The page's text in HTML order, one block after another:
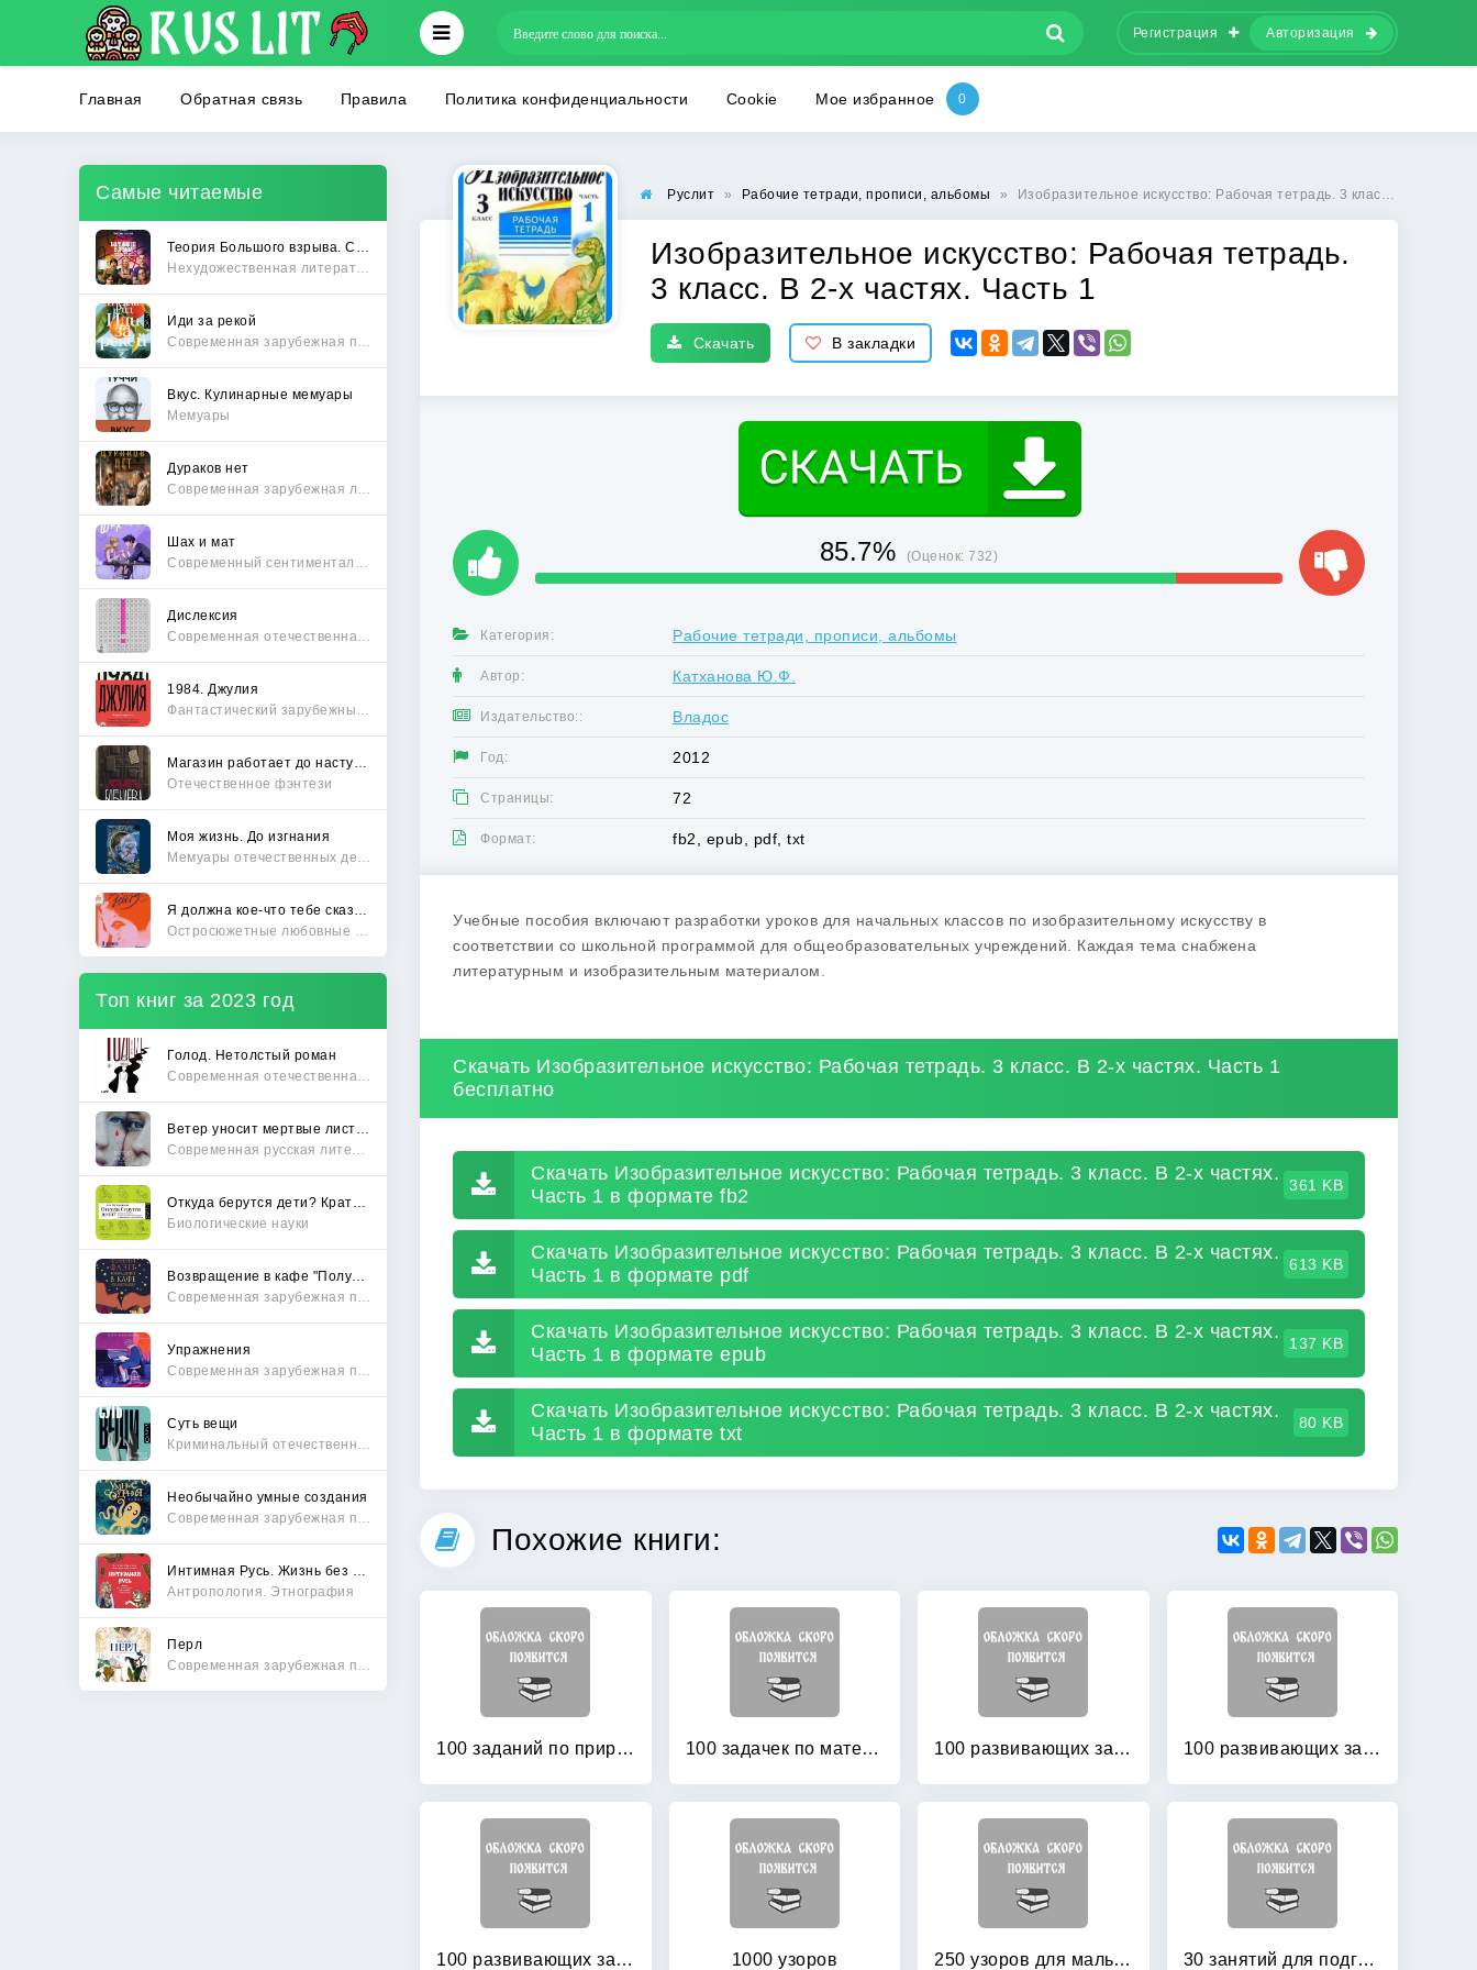
Регистрация Авторизация
Главная Обратная связь Правила Политика конфиденциальности Cookie Мое избранное
Самые читаемые
Иди за рекой
Вкус. Кулинарные мемуары
Мемуары
Дураков нет
Шах и мат
Дислексия
1984. Джулия
Отечественное фэнтези
Моя жизнь. До изгнания
Топ книг за 2023 год
Голод. Нетолстый роман
Биологические науки
Упражнения
Суть вещи
Необычайно умные создания
Антропология. Этнография
Перл
Руслит » Рабочие тетради, прописи, альбомы » Изобразительное искусство: Рабочая тетрадь. 3 класс. В 2-х частях. Часть 1
Изобразительное искусство: Рабочая тетрадь.
3 класс. В 2-х частях. Часть 1
Скачать В закладки
85.7% (Оценок:732)
Категория: Рабочие тетради, прописи, альбомы
Автор: Катханова Ю.Ф.
Издательство:: Владос
Год: 2012
Страницы: 72
Формат: fb2, epub, pdf, txt
Учебные пособия включают разработки уроков для начальных классов по изобразительному искусству в
соответствии со школьной программой для общеобразовательных учреждений. Каждая тема снабжена
литературным и изобразительным материалом.
Скачать Изобразительное искусство: Рабочая тетрадь. 3 класс. В 2-х частях. Часть 1
бесплатно
Скачать Изобразительное искусство: Рабочая тетрадь. 3 класс. В 2-х частях.
Часть 1 в формате fb2
361 KB
Скачать Изобразительное искусство: Рабочая тетрадь. 3 класс. В 2-х частях.
Часть 1 в формате pdf
613 KB
Скачать Изобразительное искусство: Рабочая тетрадь. 3 класс. В 2-х частях.
Часть 1 в формате epub
137 KB
Скачать Изобразительное искусство: Рабочая тетрадь. 3 класс. В 2-х частях.
Часть 1 в формате txt
80 KB
Похожие книги:
100 заданий по природоведению: Рабочая тетрадь для учащихся 3-го класса четырехлетней начальной школы 100 задачек по математике: Рабочая тетрадь для детей 5-6 лет 100 развивающих заданий для девочек 100 развивающих заданий для девочек
100 развивающих заданий для мальчиков 1000 узоров 250 узоров для мальчиков и девочек 30 занятий для подготовки к школе: Рабочая тетрадь. 4 лет. Часть 1